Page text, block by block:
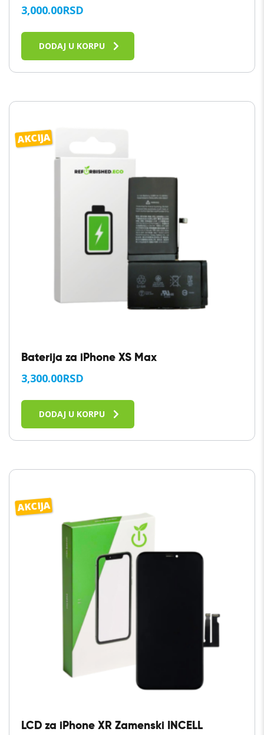
3,000.00RSD
DODAJ U KORPU
AKCIJA
Baterija za iPhone XS Max
3,300.00RSD
DODAJ U KORPU
AKCIJA
LCD za iPhone XR Zamenski INCELL